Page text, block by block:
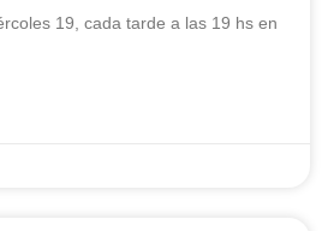
19, cada tarde a las 19 hs en